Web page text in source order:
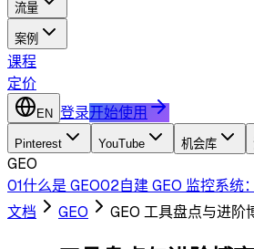
流量
案例
课程
定价
EN 登录开始使用
Pinterest YouTube 机会库
GEO
01什么是 GEO02自建 GEO 监控系统
文档
GEO GEO 工具盘点与进阶